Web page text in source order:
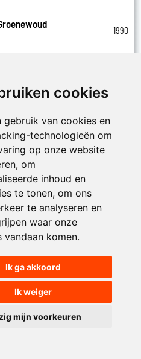
cookies
gebruik van cookies en
technologieën om
op onze website
om
inhoud en
te tonen, om ons
te analyseren en
waar onze
vandaan komen.
Ik ga akkoord
Ik weiger
mijn voorkeuren
1990